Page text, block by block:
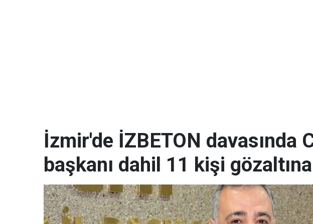
İzmir'de İZBETON davasında
başkanı dahil 11 kişi gözaltına